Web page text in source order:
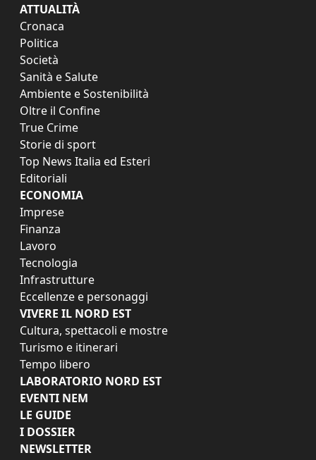
ATTUALITÀ
Cronaca
Politica
Società
Sanità e Salute
Ambiente e Sostenibilità
Oltre il Confine
True Crime
Storie di sport
Top News Italia ed Esteri
Editoriali
ECONOMIA
Imprese
Finanza
Lavoro
Tecnologia
Infrastrutture
Eccellenze e personaggi
VIVERE IL NORD EST
Cultura, spettacoli e mostre
Turismo e itinerari
Tempo libero
LABORATORIO NORD EST
EVENTI NEM
LE GUIDE
I DOSSIER
NEWSLETTER